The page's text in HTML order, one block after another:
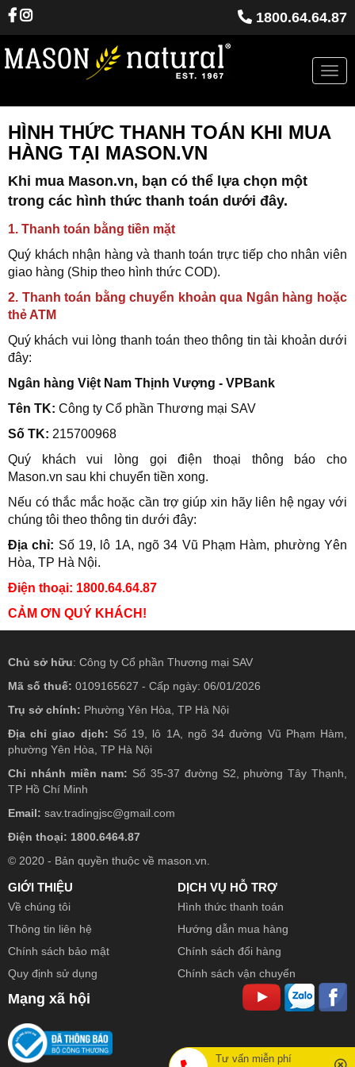
1800.64.64.87
HÌNH THỨC THANH TOÁN KHI MUA
HÀNG TẠI MASON.VN
Khi mua Mason.vn, bạn có thể lựa chọn một
trong các hình thức thanh toán dưới đây.
1. Thanh toán bằng tiền mặt
Quý khách nhận hàng và thanh toán trực tiếp cho nhân viên
giao hàng (Ship theo hình thức COD).
2. Thanh toán bằng chuyển khoản qua Ngân hàng hoặc
thẻ ATM
Quý khách vui lòng thanh toán theo thông tin tài khoản dưới
đây:
Ngân hàng Việt Nam Thịnh Vượng - VPBank
Tên TK: Công ty Cổ phần Thương mại SAV
Số TK: 215700968
Quý khách vui lòng gọi điện thoại thông báo cho
Mason.vn sau khi chuyển tiền xong.
Nếu có thắc mắc hoặc cần trợ giúp xin hãy liên hệ ngay với
chúng tôi theo thông tin dưới đây:
Địa chỉ: Số 19, lô 1A, ngõ 34 Vũ Phạm Hàm, phường Yên
Hòa, TP Hà Nội.
Điện thoại: 1800.64.64.87
CẢM ƠN QUÝ KHÁCH!
Chủ sở hữu: Công ty Cổ phần Thương mại SAV
Mã số thuế: 0109165627 - Cấp ngày: 06/01/2026
Trụ sở chính: Phường Yên Hòa, TP Hà Nội
Địa chỉ giao dịch: Số 19, lô 1A, ngõ 34 đường Vũ Phạm Hàm,
phường Yên Hòa, TP Hà Nội
Chi nhánh miền nam: Số 35-37 đường S2, phường Tây Thạnh,
TP Hồ Chí Minh
Email: sav.tradingjsc@gmail.com
Điện thoại: 1800.6464.87
© 2020 - Bản quyền thuộc về mason.vn.
GIỚI THIỆU
Về chúng tôi
Thông tin liên hệ
Chính sách bảo mật
Quy định sử dụng
DỊCH VỤ HỖ TRỢ
Hình thức thanh toán
Hướng dẫn mua hàng
Chính sách đổi hàng
Chính sách vận chuyển
Mạng xã hội
Tư vấn miễn phí